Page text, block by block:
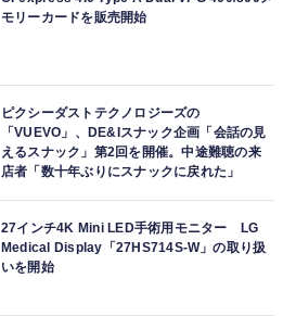
モリーカードを販売開始
ピクシーダストテクノロジーズの
「VUEVO」、DE&Iスナック企画「会話の見
えるスナック」第2回を開催。中途難聴の来
店者「数十年ぶりにスナックに戻れた」
27インチ4K Mini LED手術用モニター LG
Medical Display「27HS714S-W」の取り扱
いを開始